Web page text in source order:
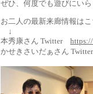
ぜひ、何度でも遊びにい
お二人の最新来廊情報は
↓
本秀康さん Twitter
かせきさいだぁさん